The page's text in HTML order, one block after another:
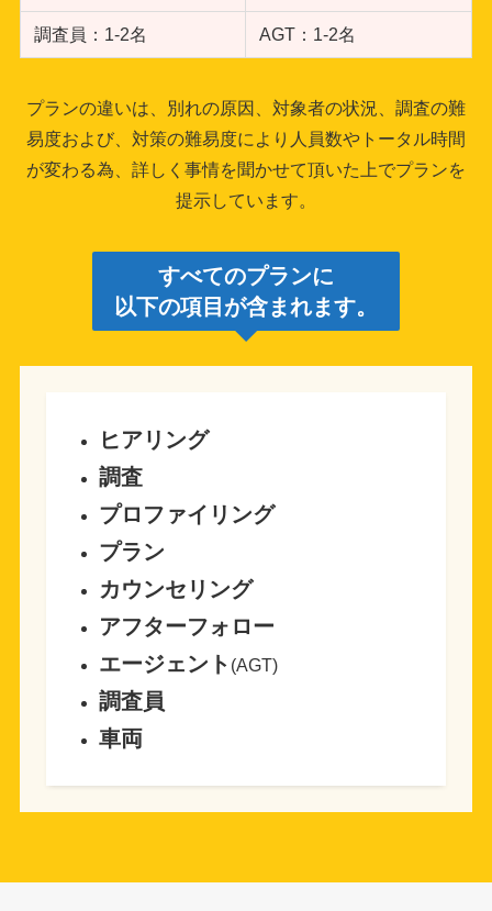
調査員：1-2名 AGT：1-2名
プランの違いは、別れの原因、対象者の状況、調査の難
易度および、対策の難易度により人員数やトータル時間
が変わる為、詳しく事情を聞かせて頂いた上でプランを
提示しています。
すべてのプランに
以下の項目が含まれます。
ヒアリング
調査
プロファイリング
プラン
カウンセリング
アフターフォロー
エージェント (AGT)
調査員
車両